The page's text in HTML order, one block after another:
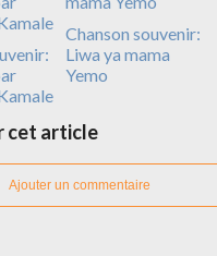
Chanson souvenir:
Liwa ya mama
Yemo
cet article
Ajouter un commentaire